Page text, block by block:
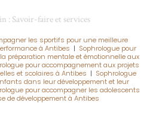
: Savoir-faire et services
les sportifs pour une meilleure
à Antibes | Sophrologue pour
préparation mentale et émotionnelle aux
pour accompagnement aux projets
et scolaires à Antibes | Sophrologue
dans leur développement et leur
pour accompagner les adolescents
de développement à Antibes